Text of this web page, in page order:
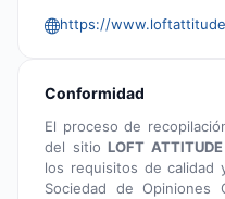
https://
Conformidad
El proceso de
del sitioLOFT ATTITUDE
los requisitos de calidad
Sociedad de Opiniones